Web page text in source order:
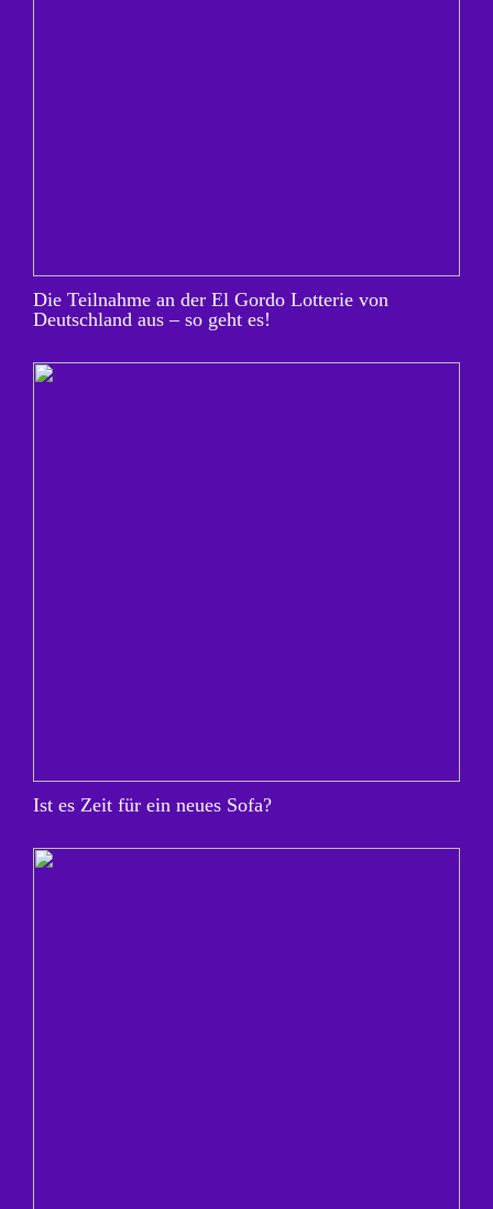
Die Teilnahme an der El Gordo Lotterie von
Deutschland aus – so geht es!
Ist es Zeit für ein neues Sofa?